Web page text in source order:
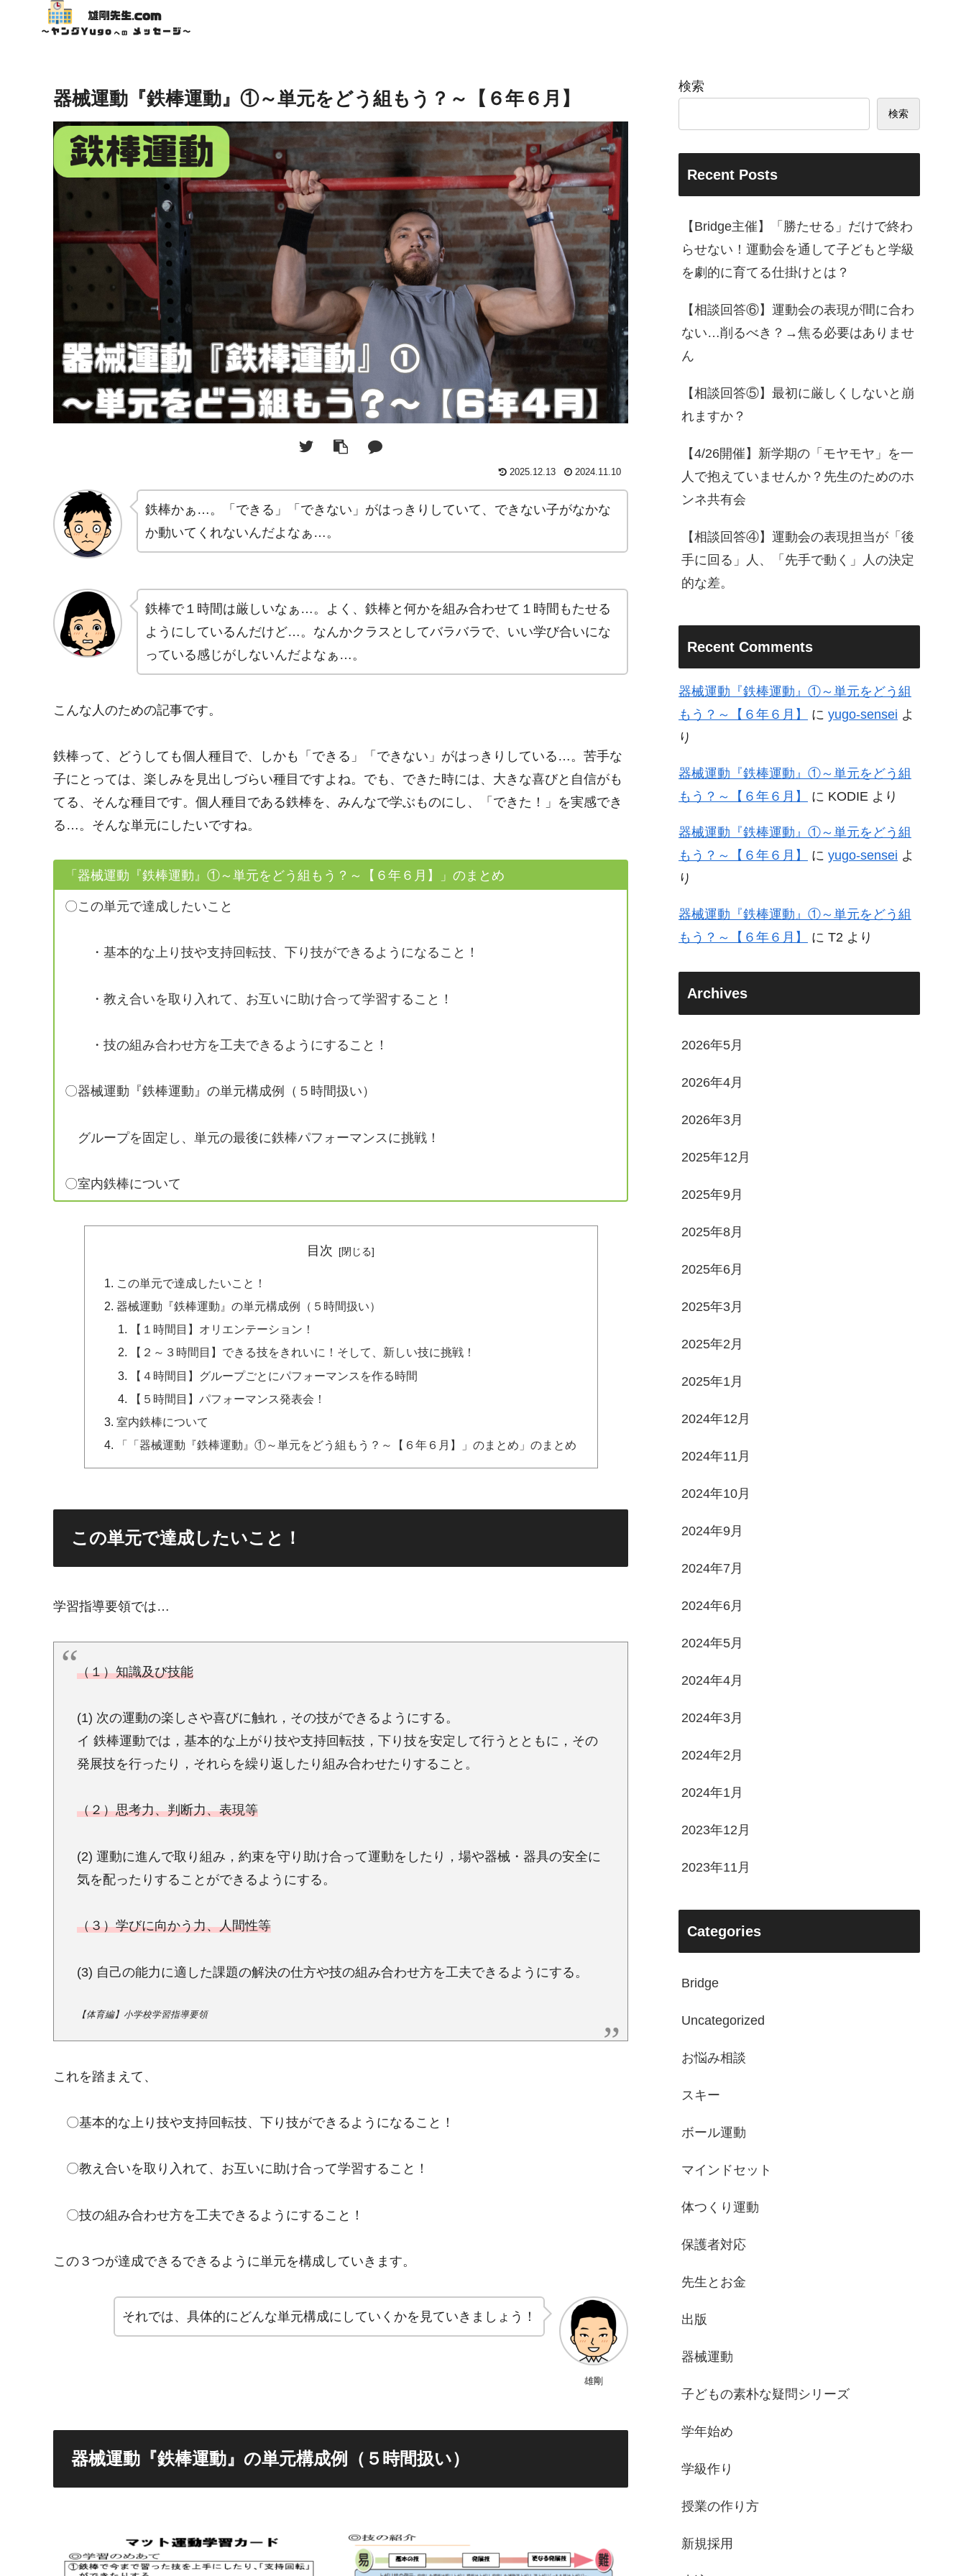
器械運動『鉄棒運動』①～単元をどう組もう？～【６年６月】
2025.12.13 2024.11.10
鉄棒かぁ…。「できる」「できない」がはっきりしていて、できない子がなかな
か動いてくれないんだよなぁ…。
鉄棒で１時間は厳しいなぁ…。よく、鉄棒と何かを組み合わせて１時間もたせる
ようにしているんだけど…。なんかクラスとしてバラバラで、いい学び合いにな
っている感じがしないんだよなぁ…。
こんな人のための記事です。
鉄棒って、どうしても個人種目で、しかも「できる」「できない」がはっきりしている…。苦手な
子にとっては、楽しみを見出しづらい種目ですよね。でも、できた時には、大きな喜びと自信がも
てる、そんな種目です。個人種目である鉄棒を、みんなで学ぶものにし、「できた！」を実感でき
る…。そんな単元にしたいですね。
「器械運動『鉄棒運動』①～単元をどう組もう？～【６年６月】」のまとめ
〇この単元で達成したいこと
・基本的な上り技や支持回転技、下り技ができるようになること！
・教え合いを取り入れて、お互いに助け合って学習すること！
・技の組み合わせ方を工夫できるようにすること！
〇器械運動『鉄棒運動』の単元構成例（５時間扱い）
グループを固定し、単元の最後に鉄棒パフォーマンスに挑戦！
〇室内鉄棒について
目次
この単元で達成したいこと！
器械運動『鉄棒運動』の単元構成例（５時間扱い）
【１時間目】オリエンテーション！
【２～３時間目】できる技をきれいに！そして、新しい技に挑戦！
【４時間目】グループごとにパフォーマンスを作る時間
【５時間目】パフォーマンス発表会！
室内鉄棒について
「「器械運動『鉄棒運動』①～単元をどう組もう？～【６年６月】」のまとめ」のまとめ
この単元で達成したいこと！
学習指導要領では…
（１）知識及び技能
(1) 次の運動の楽しさや喜びに触れ，その技ができるようにする。
イ 鉄棒運動では，基本的な上がり技や支持回転技，下り技を安定して行うとともに，その
発展技を行ったり，それらを繰り返したり組み合わせたりすること。
（２）思考力、判断力、表現等
(2) 運動に進んで取り組み，約束を守り助け合って運動をしたり，場や器械・器具の安全に
気を配ったりすることができるようにする。
（３）学びに向かう力、人間性等
(3) 自己の能力に適した課題の解決の仕方や技の組み合わせ方を工夫できるようにする。
【体育編】小学校学習指導要領
これを踏まえて、
〇基本的な上り技や支持回転技、下り技ができるようになること！
〇教え合いを取り入れて、お互いに助け合って学習すること！
〇技の組み合わせ方を工夫できるようにすること！
この３つが達成できるできるように単元を構成していきます。
雄剛
それでは、具体的にどんな単元構成にしていくかを見ていきましょう！
器械運動『鉄棒運動』の単元構成例（５時間扱い）
検索
検索
Recent Posts
【Bridge主催】「勝たせる」だけで終わ
らせない！運動会を通して子どもと学級
を劇的に育てる仕掛けとは？
【相談回答⑥】運動会の表現が間に合わ
ない…削るべき？→焦る必要はありませ
ん
【相談回答⑤】最初に厳しくしないと崩
れますか？
【4/26開催】新学期の「モヤモヤ」を一
人で抱えていませんか？先生のためのホ
ンネ共有会
【相談回答④】運動会の表現担当が「後
手に回る」人、「先手で動く」人の決定
的な差。
Recent Comments
器械運動『鉄棒運動』①～単元をどう組
もう？～【６年６月】
に yugo-sensei よ
り
器械運動『鉄棒運動』①～単元をどう組
もう？～【６年６月】
に KODIE より
器械運動『鉄棒運動』①～単元をどう組
もう？～【６年６月】
に yugo-sensei よ
り
器械運動『鉄棒運動』①～単元をどう組
もう？～【６年６月】
に T2 より
Archives
2026年5月
2026年4月
2026年3月
2025年12月
2025年9月
2025年8月
2025年6月
2025年3月
2025年2月
2025年1月
2024年12月
2024年11月
2024年10月
2024年9月
2024年7月
2024年6月
2024年5月
2024年4月
2024年3月
2024年2月
2024年1月
2023年12月
2023年11月
Categories
Bridge
Uncategorized
お悩み相談
スキー
ボール運動
マインドセット
体つくり運動
保護者対応
先生とお金
出版
器械運動
子どもの素朴な疑問シリーズ
学年始め
学級作り
授業の作り方
新規採用